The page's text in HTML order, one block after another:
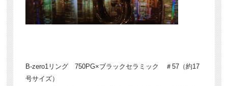
B-zero1リング 750PG×ブラックセラミック ＃57（約17
号サイズ）